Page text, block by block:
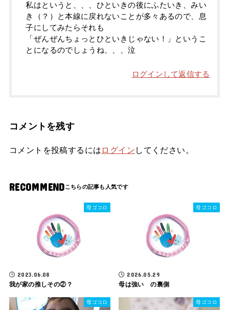
私はというと、、、ひといきの後にふたいき、みい
き（？）と本線に戻れないことが多々あるので、息
子にしてみたらそれも
「ぜんぜんちょっとひといきじゃない！」というこ
とになるのでしょうね、、、泣
ログインして返信する
コメントを残す
コメントを投稿するには ログイン してください。
RECOMMEND
母ゴコロ
2023.06.08
我が家の推しその②？
母ゴコロ
2026.05.29
母は強い の裏側
母ゴコロ 母ゴコロ